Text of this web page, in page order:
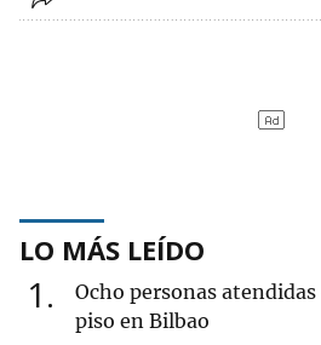
LO MÁS LEÍDO
1
Ocho personas
piso en Bilbao